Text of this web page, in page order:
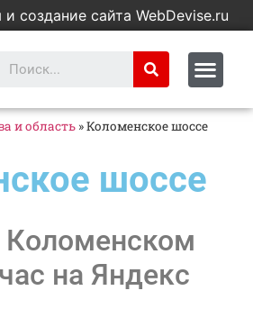
создание сайта WebDevise.ru
и область »Коломенское шоссе
шоссе
Коломенском
на Яндекс